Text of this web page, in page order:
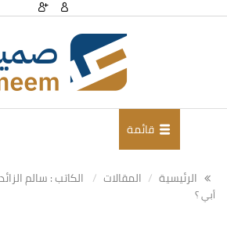
قائمة
الرئيسية المقالات الكاتب : سالم
أبي ؟